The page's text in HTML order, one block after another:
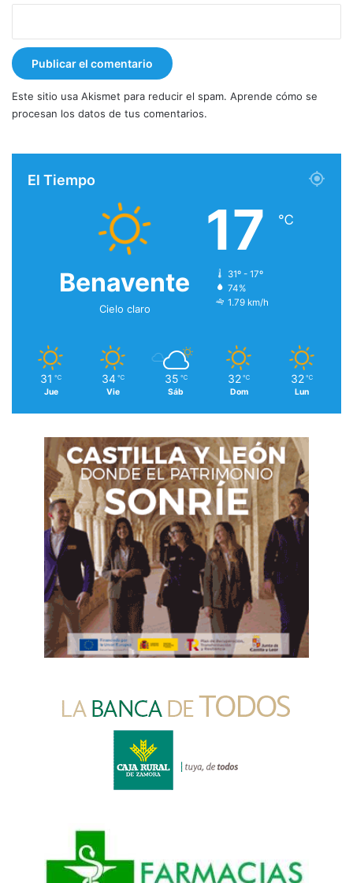
Este sitio usa Akismet para reducir el spam. Aprende cómo se
procesan los datos de tus comentarios.
El Tiempo
Benavente
Cielo claro
17 ℃
31º - 17º
74%
1.79 km/h
31 ℃
Jue
34 ℃
Vie
35 ℃
Sáb
32 ℃
Dom
32 ℃
Lun